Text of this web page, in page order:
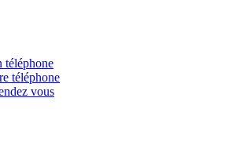
téléphone
téléphone
vous